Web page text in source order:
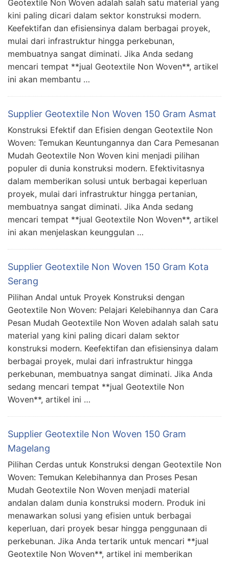
Geotextile Non Woven adalah salah satu material yang
kini paling dicari dalam sektor konstruksi modern.
Keefektifan dan efisiensinya dalam berbagai proyek,
mulai dari infrastruktur hingga perkebunan,
membuatnya sangat diminati. Jika Anda sedang
mencari tempat **jual Geotextile Non Woven**, artikel
ini akan membantu …
Supplier Geotextile Non Woven 150 Gram Asmat
Konstruksi Efektif dan Efisien dengan Geotextile Non
Woven: Temukan Keuntungannya dan Cara Pemesanan
Mudah Geotextile Non Woven kini menjadi pilihan
populer di dunia konstruksi modern. Efektivitasnya
dalam memberikan solusi untuk berbagai keperluan
proyek, mulai dari infrastruktur hingga pertanian,
membuatnya sangat diminati. Jika Anda sedang
mencari tempat **jual Geotextile Non Woven**, artikel
ini akan menjelaskan keunggulan …
Supplier Geotextile Non Woven 150 Gram Kota
Serang
Pilihan Andal untuk Proyek Konstruksi dengan
Geotextile Non Woven: Pelajari Kelebihannya dan Cara
Pesan Mudah Geotextile Non Woven adalah salah satu
material yang kini paling dicari dalam sektor
konstruksi modern. Keefektifan dan efisiensinya dalam
berbagai proyek, mulai dari infrastruktur hingga
perkebunan, membuatnya sangat diminati. Jika Anda
sedang mencari tempat **jual Geotextile Non
Woven**, artikel ini …
Supplier Geotextile Non Woven 150 Gram
Magelang
Pilihan Cerdas untuk Konstruksi dengan Geotextile Non
Woven: Temukan Kelebihannya dan Proses Pesan
Mudah Geotextile Non Woven menjadi material
andalan dalam dunia konstruksi modern. Produk ini
menawarkan solusi yang efisien untuk berbagai
keperluan, dari proyek besar hingga penggunaan di
perkebunan. Jika Anda tertarik untuk mencari **jual
Geotextile Non Woven**, artikel ini memberikan